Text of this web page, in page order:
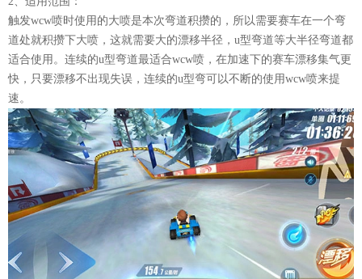
触发wcw喷时使用的大喷是本次弯道积攒的，所以需要赛车在一个弯
道处就积攒下大喷，这就需要大的漂移半径，u型弯道等大半径弯道都
适合使用。连续的u型弯道最适合wcw喷，在加速下的赛车漂移集气更
快，只要漂移不出现失误，连续的u型弯可以不断的使用wcw喷来提
速。